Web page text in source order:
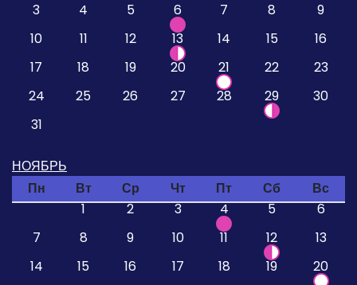
3
4 5 6 7 8
9
10
11 12 13 14 15
16
17
18 19 20 21 22
23
24
25 26 27 28 29
30
31
НОЯБРЬ
Пн
Вт Ср Чт Пт Сб
Вс
1
2 3 4 5
6
7
8 9 10 11 12
13
14
15 16 17 18 19
20